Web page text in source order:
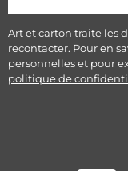
Art et carton traite les
recontacter. Pour en
personnelles et pour
politique de